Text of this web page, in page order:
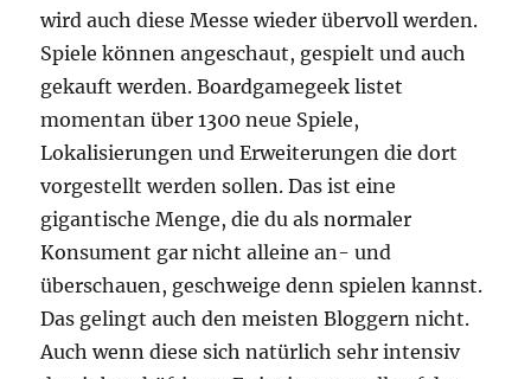
wird auch diese Messe wieder übervoll werden.
Spiele können angeschaut, gespielt und auch
gekauft werden. Boardgamegeek listet
momentan über 1300 neue Spiele,
Lokalisierungen und Erweiterungen die dort
vorgestellt werden sollen. Das ist eine
gigantische Menge, die du als normaler
Konsument gar nicht alleine an- und
überschauen, geschweige denn spielen kannst.
Das gelingt auch den meisten Bloggern nicht.
Auch wenn diese sich natürlich sehr intensiv